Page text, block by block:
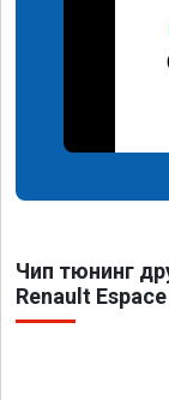
Чип тюнинг
Renault